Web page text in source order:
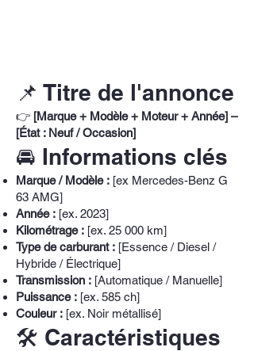
📌 Titre de l'annonce
👉 [Marque + Modèle + Moteur + Année] –
[État : Neuf / Occasion]
🚘 Informations clés
Marque / Modèle : [ex Mercedes-Benz G
63 AMG]
Année : [ex. 2023]
Kilométrage : [ex. 25 000 km]
Type de carburant : [Essence / Diesel /
Hybride / Électrique]
Transmission : [Automatique / Manuelle]
Puissance : [ex. 585 ch]
Couleur : [ex. Noir métallisé]
🛠️ Caractéristiques